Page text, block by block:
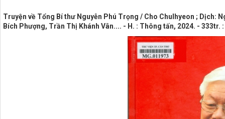
Truyện về Tổng Bí thư Nguyễn Phú Trọng / Cho Chulhyeon ; Dịch:
Bích Phượng, Trần Thị Khánh Vân.... - H. : Thông tấn, 2024. - 333tr.